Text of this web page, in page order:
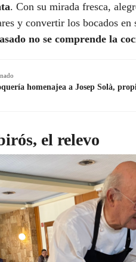
. Con su mirada fresca,
y convertir los bocados
no se comprende la
homenajea a Josep Solà,
el relevo